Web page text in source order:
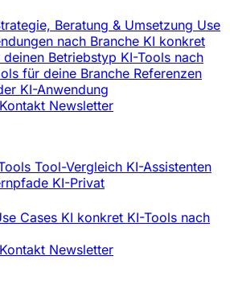
Beratung & Umsetzung Use
nach Branche KI konkret
Betriebstyp KI-Tools nach
für deine Branche Referenzen
KI-Anwendung
Kontakt Newsletter
Tool-Vergleich KI-Assistenten
KI-Privat
Cases KI konkret KI-Tools nach
Kontakt Newsletter